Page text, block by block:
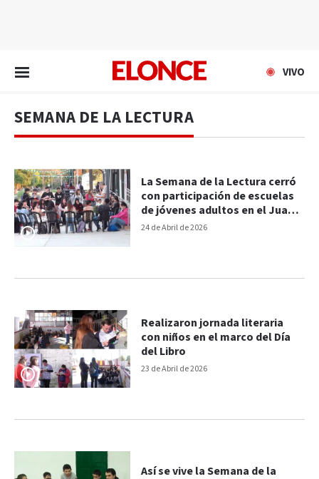
VIVO
SEMANA DE LA LECTURA
24 de Abril de 2026
La Semana de la Lectura cerró
con participación de escuelas
de jóvenes adultos en el Juan.
L Ortiz
23 de Abril de 2026
Realizaron jornada literaria
con niños en el marco del Día
del Libro
Así se vive la Semana de la